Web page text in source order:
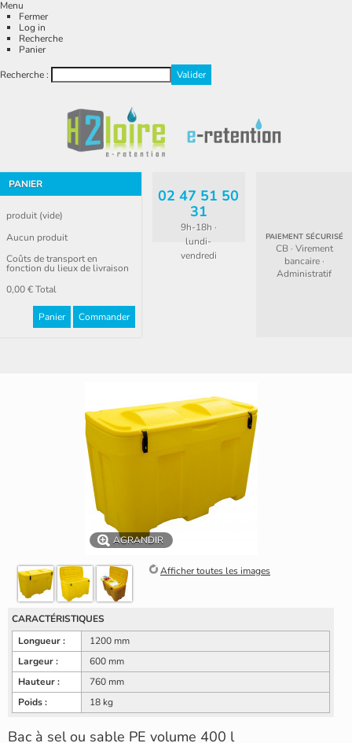
Menu
Fermer
Log in
Recherche
Panier
Recherche :
PANIER
produit (vide)
Aucun produit
Coûts de transport en
fonction du lieux de livraison
0,00 €Total
Panier Commander
02 47 51 50
31
9h-18h ·
lundi-
vendredi
PAIEMENT SÉCURISÉ
CB · Virement
bancaire ·
Administratif
AGRANDIR
Afficher toutes les images
CARACTÉRISTIQUES
Longueur :
1200 mm
Largeur :
600 mm
Hauteur :
760 mm
Poids :
18 kg
Bac à sel ou sable PE volume 400 l